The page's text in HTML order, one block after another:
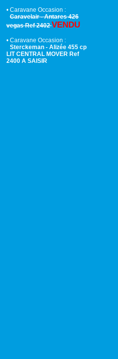
• Caravane Occasion :
Caravelair - Antares 426
vegas Ref 2402VENDU
• Caravane Occasion :
Sterckeman - Alizée 455 cp
LIT CENTRAL MOVER Ref
2400 A SAISIR